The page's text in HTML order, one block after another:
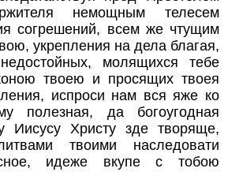
немощным телесем
согрешений, всем же чтущим
укрепления на дела благая,
молящихся тебе
твоею и просящих твоея
испроси нам вся яже ко
полезная, да богоугодная
Иисусу Христу зде творяще,
твоими наследовати
идеже вкупе с тобою